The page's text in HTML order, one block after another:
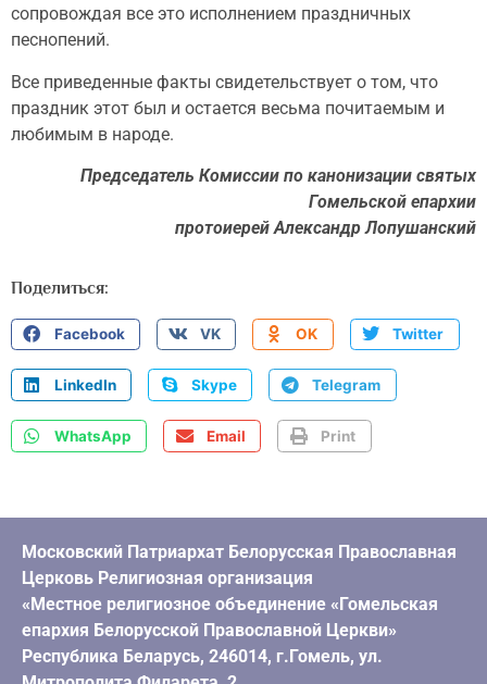
сопровождая все это исполнением праздничных
песнопений.
Все приведенные факты свидетельствует о том, что
праздник этот был и остается весьма почитаемым и
любимым в народе.
Председатель Комиссии по канонизации святых
Гомельской епархии
протоиерей Александр Лопушанский
Поделиться:
Facebook VK OK Twitter
LinkedIn Skype Telegram
WhatsApp Email Print
Московский Патриархат Белорусская Православная
Церковь Религиозная организация
«Местное религиозное объединение «Гомельская
епархия Белорусской Православной Церкви»
Республика Беларусь, 246014, г.Гомель, ул.